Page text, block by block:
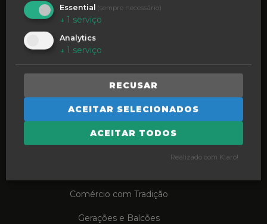
Podcasts e Vlogs
Formação em Ação
COMPRE LOCAL
Porquê Local?
Futuro Sustentável
Comércio com Tradição
Gerações e Balcões
Essential (sempre necessário)
↓ 1 serviço
Analytics
↓ 1 serviço
RECUSAR
ACEITAR SELECIONADOS
ACEITAR TODOS
Realizado com Klaro!